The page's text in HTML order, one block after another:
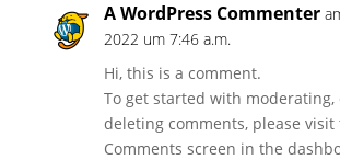
A WordPress Commenter
2022 um 7:46 a.m.
Hi, this is a comment.
To get started with moderating,
deleting comments, please visit
Comments screen in the